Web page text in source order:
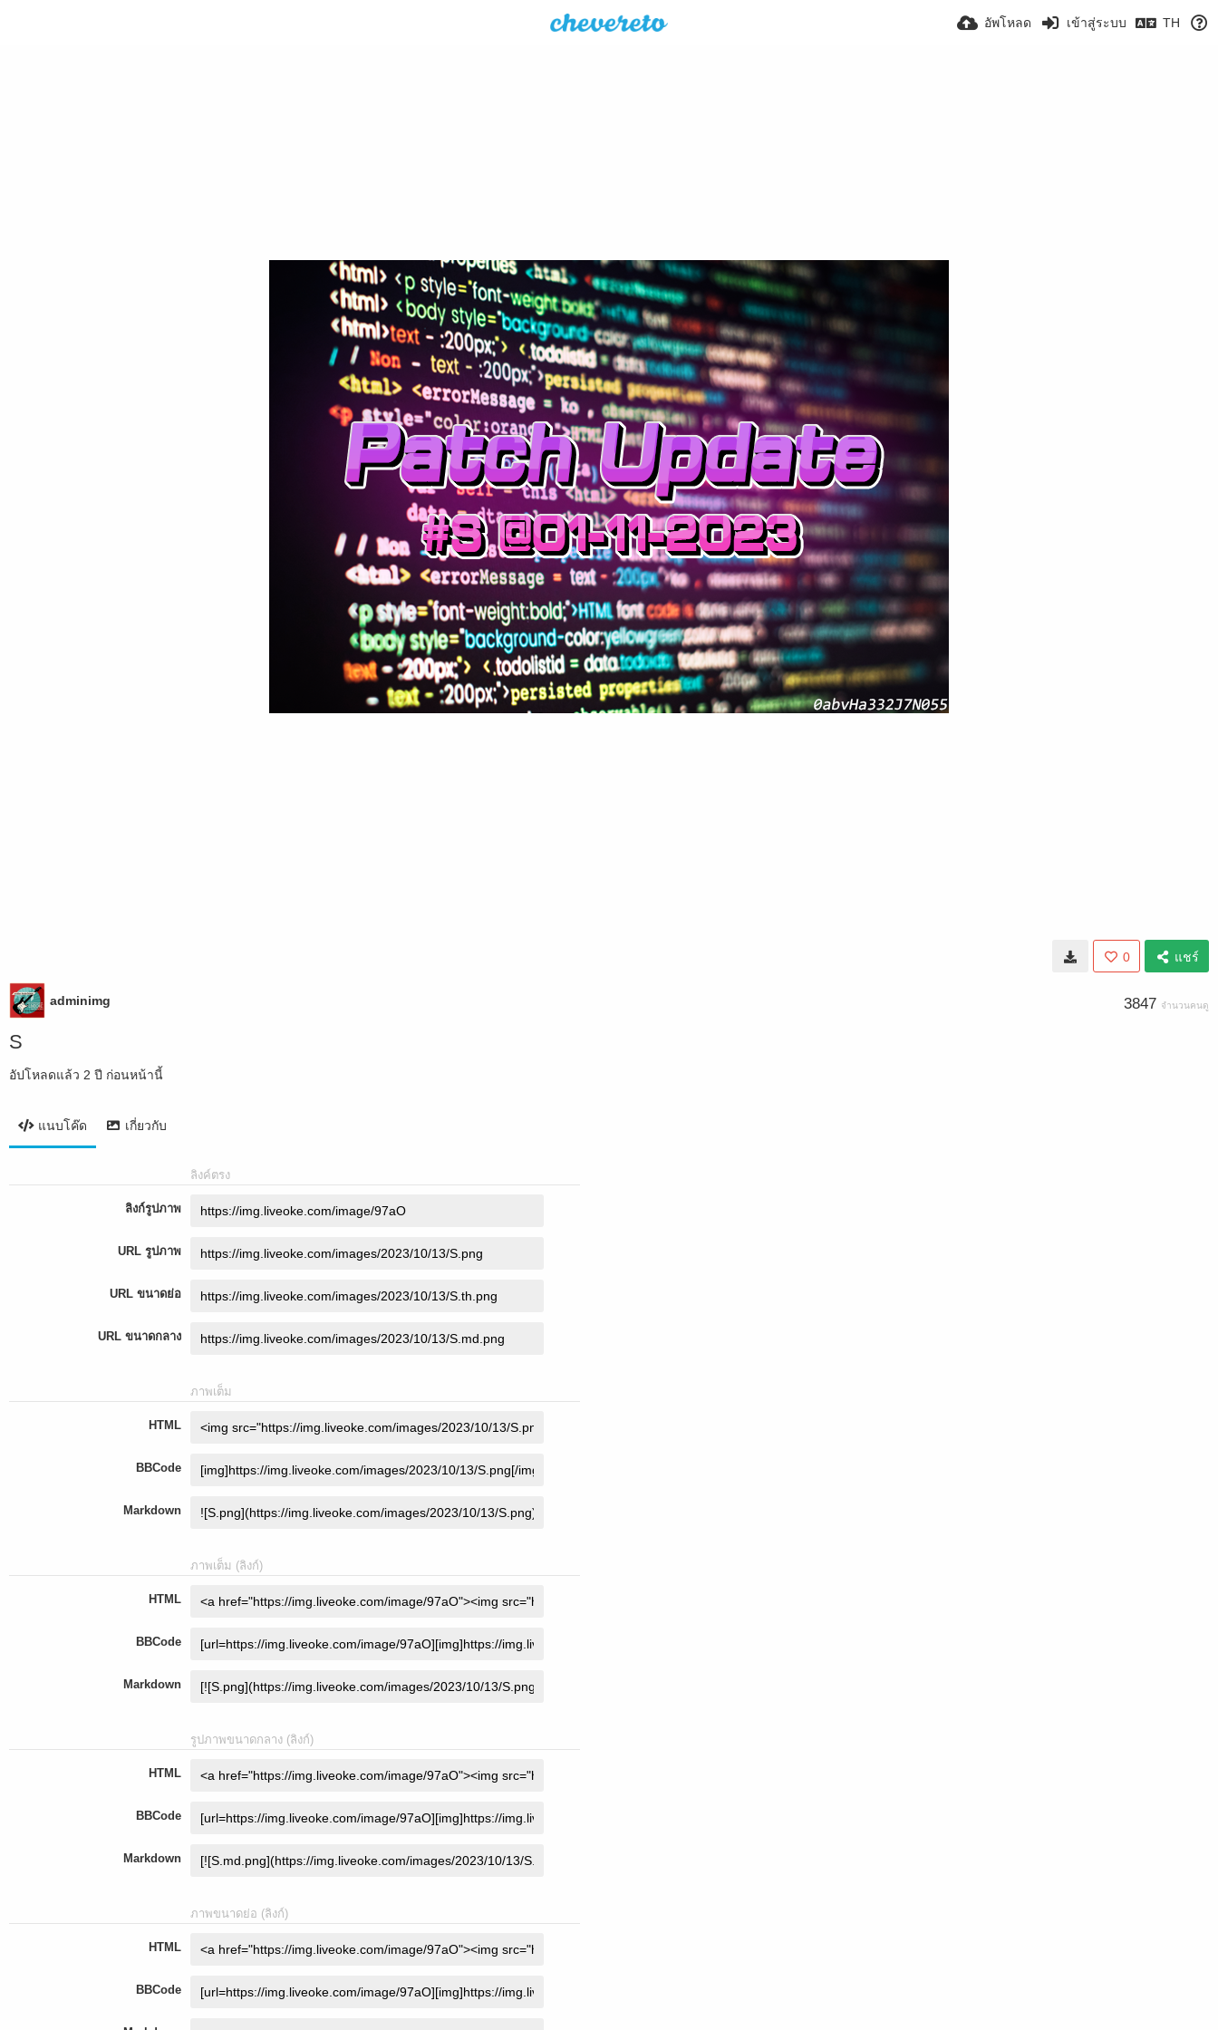
อัพโหลด เข้าสู่ระบบ TH
0 แชร์
adminimg 3847 จำนวนคนดู
S
อัปโหลดแล้ว 2 ปี ก่อนหน้านี้
แนบโค๊ด เกี่ยวกับ
ลิงค์ตรง
ลิงก์รูปภาพ
URL รูปภาพ
URL ขนาดย่อ
URL ขนาดกลาง
ภาพเต็ม
HTML
BBCode
Markdown
ภาพเต็ม (ลิงก์)
HTML
BBCode
Markdown
รูปภาพขนาดกลาง (ลิงก์)
HTML
BBCode
Markdown
ภาพขนาดย่อ (ลิงก์)
HTML
BBCode